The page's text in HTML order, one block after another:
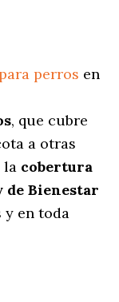
perros en
, que cubre
a otras
la cobertura
de Bienestar
y en toda